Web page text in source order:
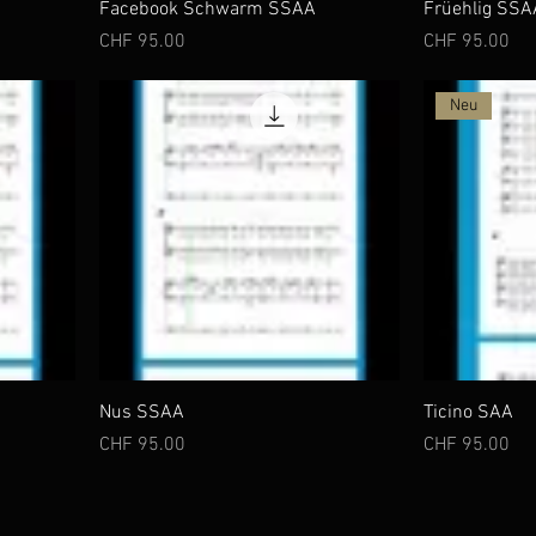
Facebook Schwarm SSAA
Preis
CHF 95.00
Früehlig
Preis
CHF 95.00
Nus SSAA
Preis
CHF 95.00
Neu
Ticino SAA
Preis
CHF 95.00